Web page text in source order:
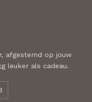
afgestemd op jouw
leuker als cadeau.